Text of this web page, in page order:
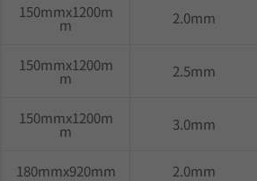
150mmx1200m
m 2.0mm
150mmx1200m
m 2.5mm
150mmx1200m
m 3.0mm
180mmx920mm 2.0mm